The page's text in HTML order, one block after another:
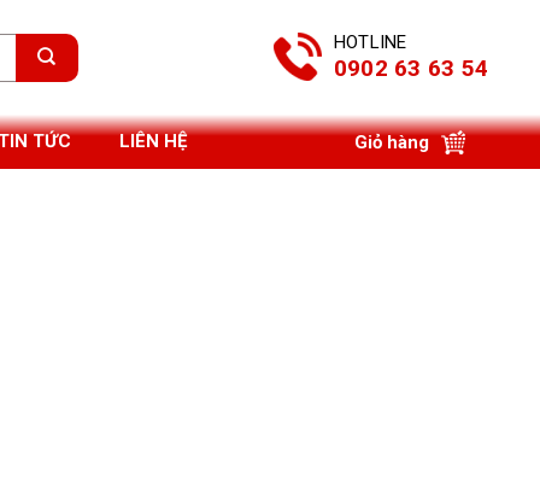
HOTLINE
0902 63 63 54
TỨC LIÊN HỆ Giỏ hàng